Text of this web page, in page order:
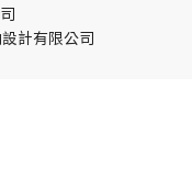
計有限公司